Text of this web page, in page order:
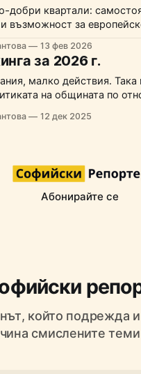
добри квартали:
възможност за
13 фев 2026
за 2026 г.
малко действия.
на общината по
последните години. Факт е,
отнема време -
12 дек 2025
Абонирайте се
който подрежда и
смислените